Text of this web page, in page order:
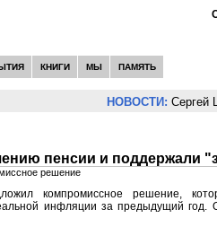
КНИГИ МЫ ПАМЯТЬ
НОВОСТИ: Сергей
пенсии и поддержали
решение
компромиссное решение,
инфляции за предыдущий год.